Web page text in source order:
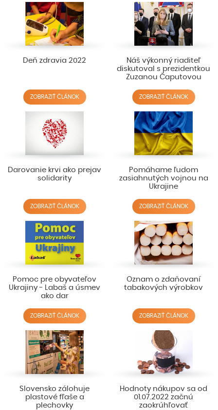
Deň zdravia 2022
ZOBRAZIŤ ČLÁNOK
Náš výkonný riaditeľ
diskutoval s prezidentkou
Zuzanou Čaputovou
ZOBRAZIŤ ČLÁNOK
Darovanie krvi ako prejav
solidarity
ZOBRAZIŤ ČLÁNOK
Pomáhame ľudom
zasiahnutých vojnou na
Ukrajine
ZOBRAZIŤ ČLÁNOK
Pomoc pre obyvateľov
Ukrajiny - Labaš a úsmev
ako dar
ZOBRAZIŤ ČLÁNOK
Oznam o zdaňovaní
tabakových výrobkov
ZOBRAZIŤ ČLÁNOK
Slovensko zálohuje
plastové fľaše a
plechovky
Hodnoty nákupov sa od
01.07.2022 začnú
zaokrúhľovať